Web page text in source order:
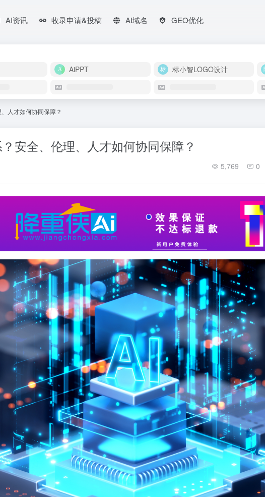
AI资讯 收录申请&投稿 AI域名 GEO优化
AiPPT
标小智LOGO设计
人才如何协同保障？
安全、伦理、人才如何协同保障？
5,769 0